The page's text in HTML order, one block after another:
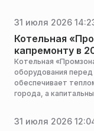
и безопасность
министерства
Подмосковья.
31 июля 2026
Котельная
капремонту в
Котельная
оборудования
обеспечивает
города, а
31 июля 2026